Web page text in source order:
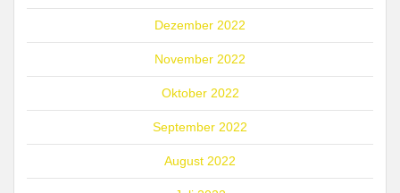
Dezember 2022
November 2022
Oktober 2022
September 2022
August 2022